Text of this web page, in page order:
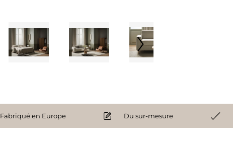
Fabriqué en Europe Du sur-mesure